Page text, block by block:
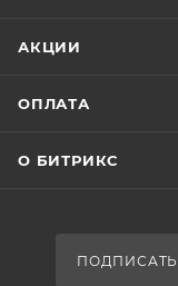
АКЦИИ
ОПЛАТА
О БИТРИКС